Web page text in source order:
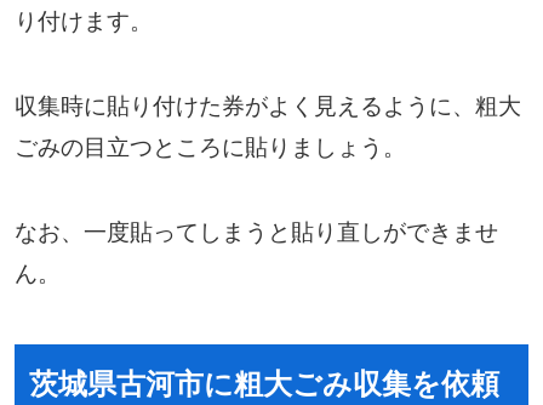
り付けます。
収集時に貼り付けた券がよく見えるように、粗大
ごみの目立つところに貼りましょう。
なお、一度貼ってしまうと貼り直しができませ
ん。
茨城県古河市に粗大ごみ収集を依頼